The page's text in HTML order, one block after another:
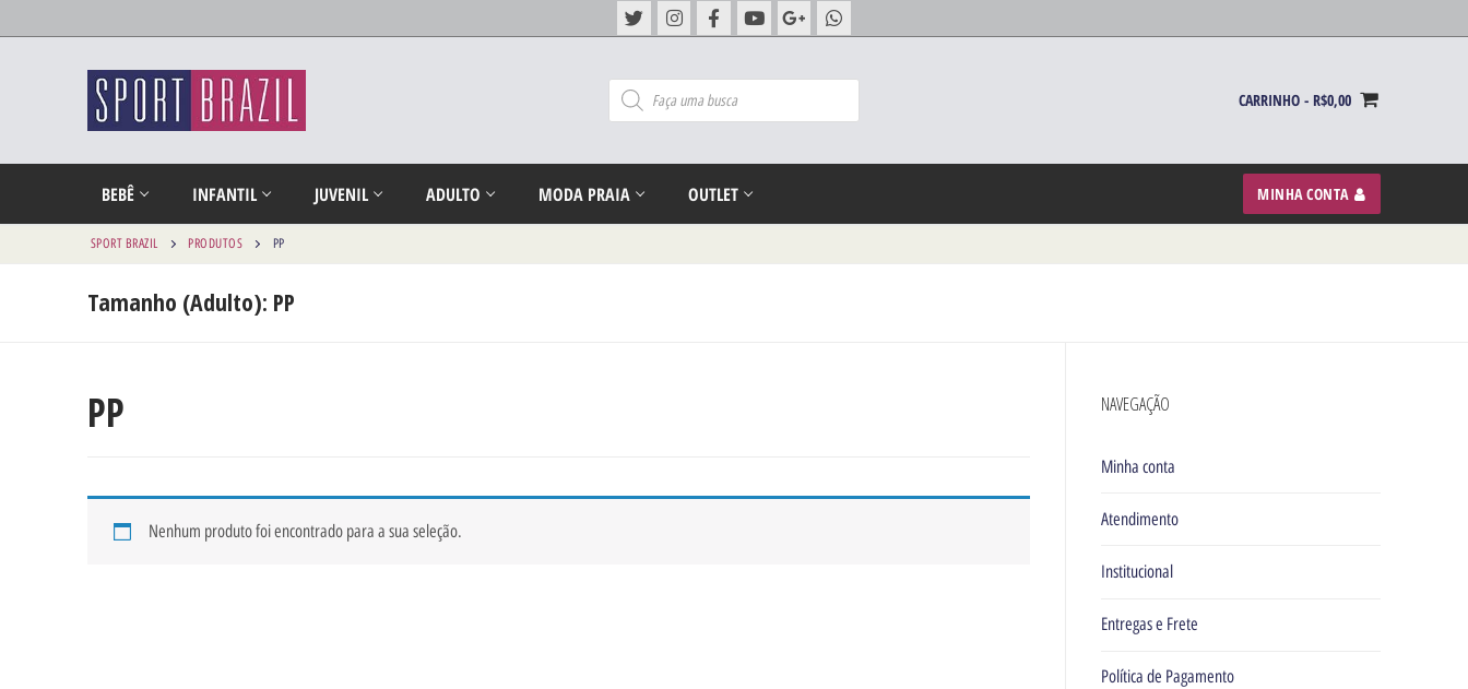
CARRINHO - R$0,00
BEBÊ INFANTIL JUVENIL ADULTO MODA PRAIA OUTLET MINHA CONTA
SPORT BRAZIL PRODUTOS PP
Tamanho (Adulto): PP
PP
Nenhum produto foi encontrado para a sua seleção.
NAVEGAÇÃO
Minha conta
Atendimento
Institucional
Entregas e Frete
Política de Pagamento